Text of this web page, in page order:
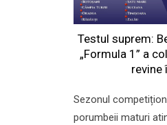
Testul suprem:
„Formula 1” a
revine
Sezonul
porumbeii maturi